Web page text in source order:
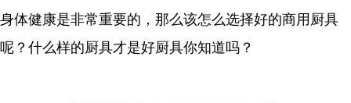
身体健康是非常重要的，那么该怎么选择好的商用厨具
呢？什么样的厨具才是好厨具你知道吗？